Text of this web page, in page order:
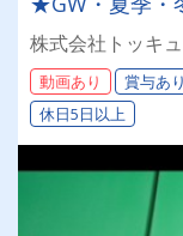
を大切にする
者も大歓迎！
株式会社トッキ
動画あり 賞与あり
休日5日以上